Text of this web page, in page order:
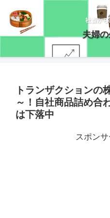
社畜から
夫婦
トランザクションの
～！自社商品詰め合
は下落中
スポン